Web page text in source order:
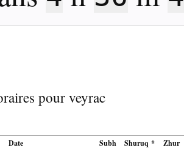
pour veyrac
Date Subh Shuruq * Zhur